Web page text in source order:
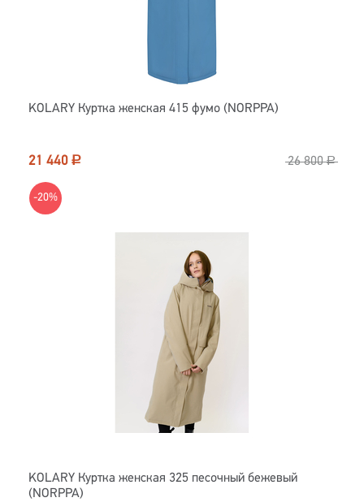
KOLARY Куртка женская 415 фумо (NORPPA)
21 440 Р 26 800 Р
-20%
KOLARY Куртка женская 325 песочный бежевый
(NORPPA)